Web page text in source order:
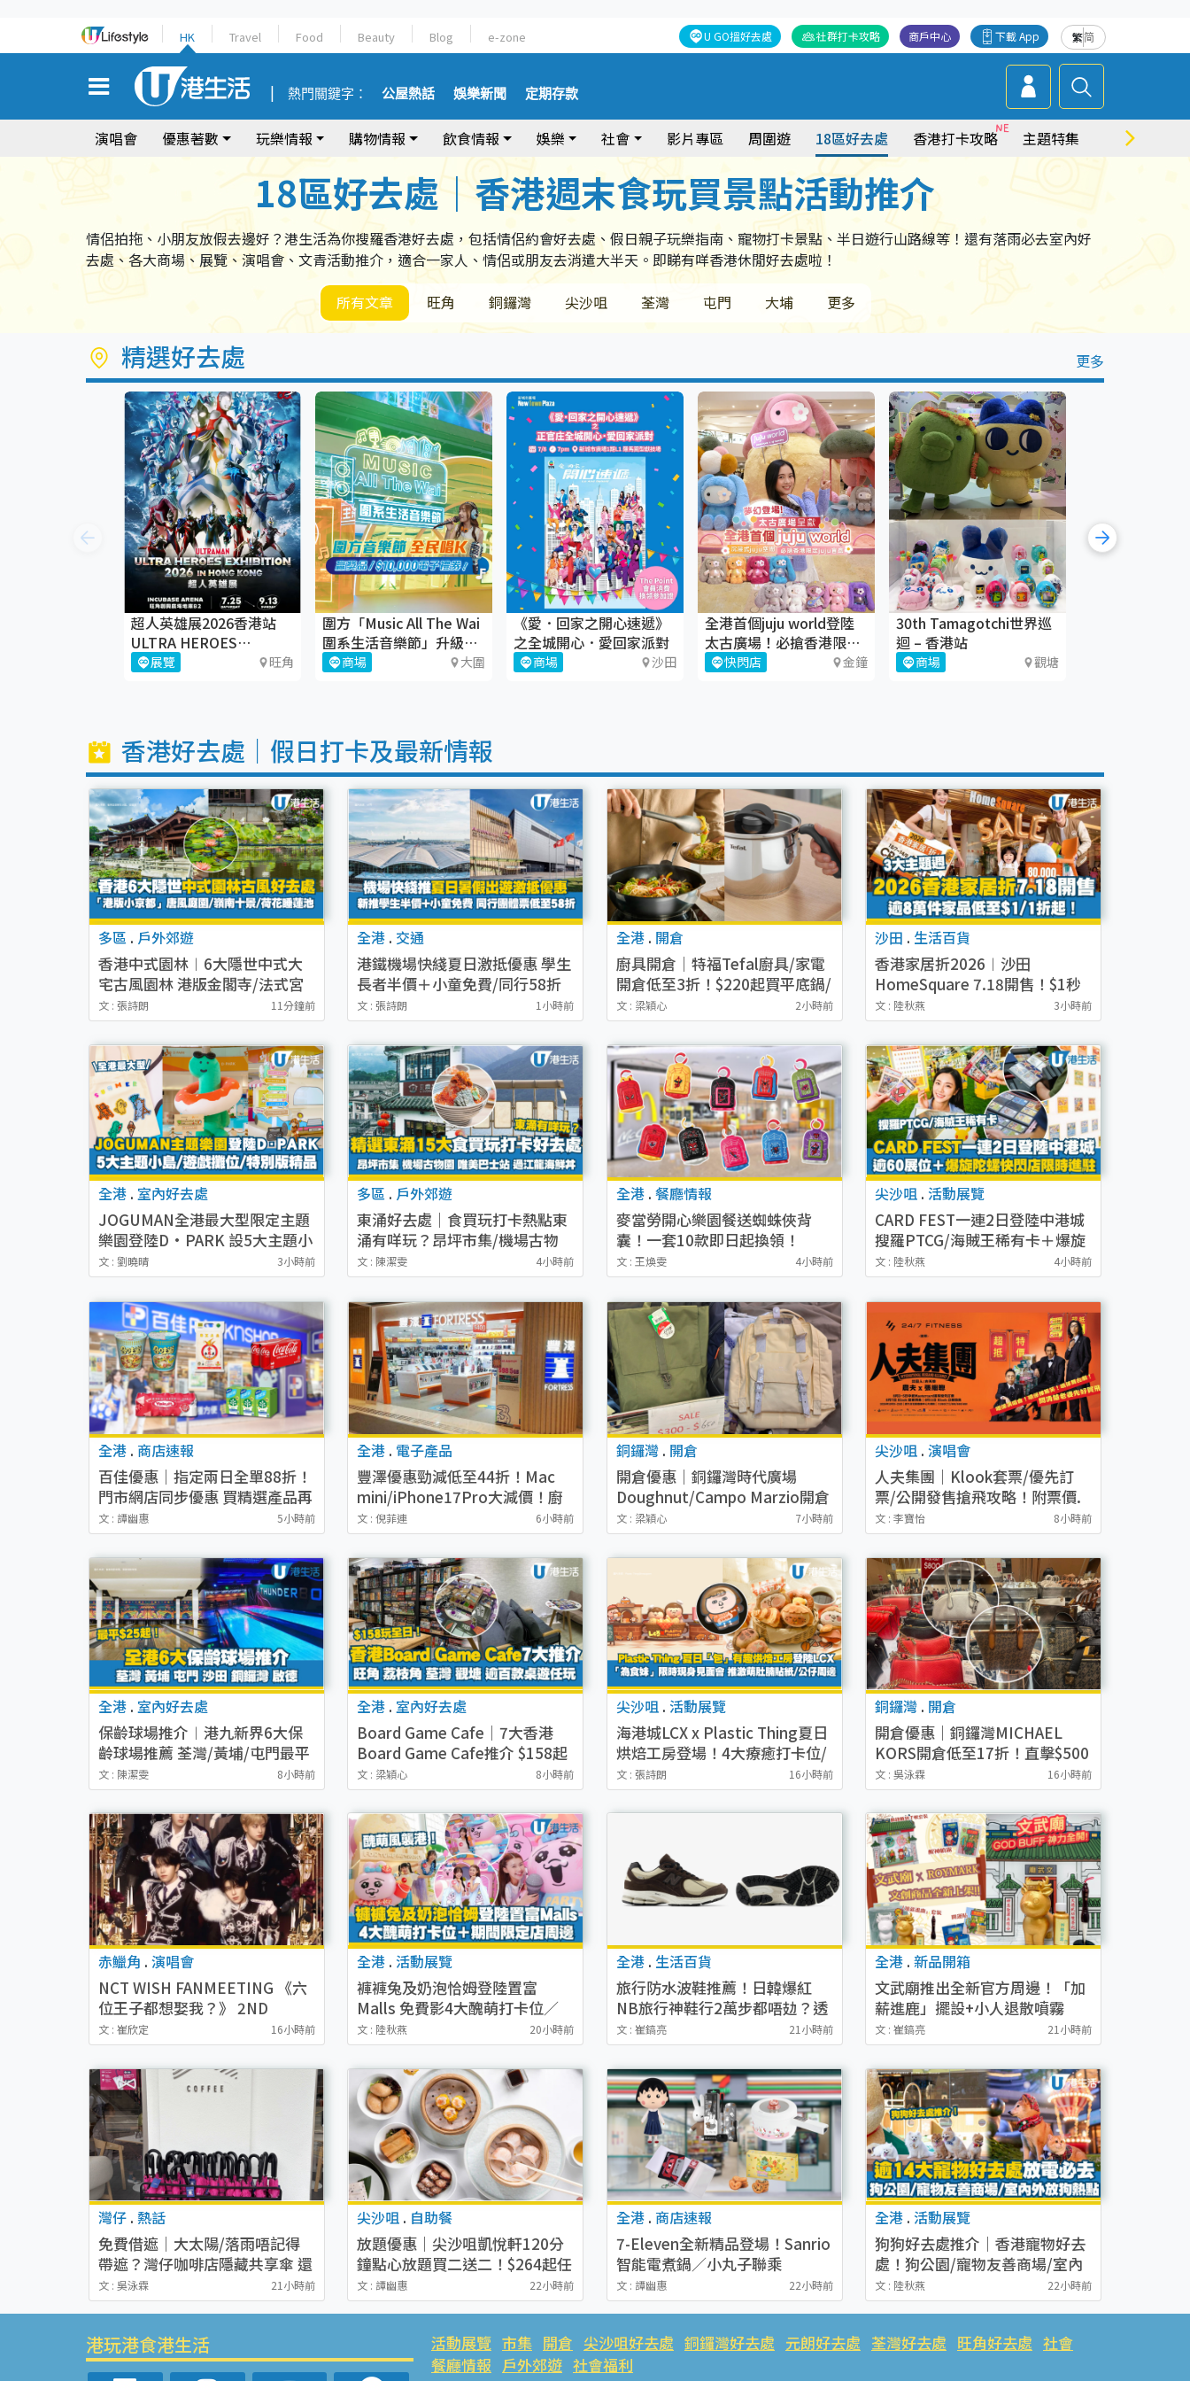
HK Travel Food Beauty Blog e-zone 繁简
下載 App
商戶中心
社群打卡攻略
U GO搵好去處
熱門關鍵字： 公屋熱話 娛樂新聞 定期存款
演唱會 優惠著數 玩樂情報 購物情報 飲食情報 娛樂 社會 影片專區 周圍遊 18區好去處 香港打卡攻略 主題特集 商場情報
18區好去處｜香港週末食玩買景點活動推介
情侶拍拖、小朋友放假去邊好？港生活為你搜羅香港好去處，包括情侶約會好去處、假日親子玩樂指南、寵物打卡景點、半日遊行山路線等！還有落雨必去室內好
去處、各大商場、展覽、演唱會、文青活動推介，適合一家人、情侶或朋友去消遣大半天。即睇有咩香港休閒好去處啦！
所有文章
旺角 銅鑼灣 尖沙咀 荃灣 屯門 大埔 更多
精選好去處 更多
超人英雄展2026香港站
ULTRA HEROES
EXHIBITION
展覽 旺角
圍方「Music All The Wai
圍系生活音樂節」升級回
歸！🎶
商場 大圍
《愛．回家之開心速遞》
之全城開心．愛回家派對
商場 沙田
全港首個juju world登陸
太古廣場！必搶香港限定
juju盲盒
快閃店 金鐘
30th Tamagotchi世界巡
迴 – 香港站
商場 觀塘
香港好去處｜假日打卡及最新情報
多區 . 戶外郊遊
香港中式園林︱6大隱世中式大
宅古風園林 港版金閣寺/法式宮
廷風大宅/嶺南十景/荷花睡蓮池
文 : 張詩朗 11分鐘前
全港 . 交通
港鐵機場快綫夏日激抵優惠 學生
長者半價＋小童免費/同行58折
再贏免費車票
文 : 張詩朗 1小時前
全港 . 開倉
廚具開倉｜特福Tefal廚具/家電
開倉低至3折！$220起買平底鍋/
炒鑊/湯煲！電飯煲/吸塵機/燙斗
$418起
文 : 梁穎心 2小時前
沙田 . 生活百貨
香港家居折2026︱沙田
HomeSquare 7.18開售！$1秒
搶名牌枕頭＋1折搶SIMMONS
床架（附3大主題週必搶清單）
文 : 陸秋燕 3小時前
全港 . 室內好去處
JOGUMAN全港最大型限定主題
樂園登陸D·PARK 設5大主題小
島／3大遊戲攤位／特別版
JOGUMAN精品
文 : 劉曉晴 3小時前
多區 . 戶外郊遊
東涌好去處｜食買玩打卡熱點東
涌有咩玩？昂坪市集/機場古物
園/港版天使之路/城寨風街市
文 : 陳潔雯 4小時前
全港 . 餐廳情報
麥當勞開心樂園餐送蜘蛛俠背
囊！一套10款即日起換領！
MARVEL粉絲必搶經典紅藍/綠
魔紫/暗黑紅心
文 : 王煥雯 4小時前
尖沙咀 . 活動展覽
CARD FEST一連2日登陸中港城
搜羅PTCG/海賊王稀有卡＋爆旋
陀螺快閃店限時進駐
文 : 陸秋燕 4小時前
全港 . 商店速報
百佳優惠｜指定兩日全單88折！
門市網店同步優惠 買精選產品再
減$8
文 : 譚幽惠 5小時前
全港 . 電子產品
豐澤優惠勁減低至44折！Mac
mini/iPhone17Pro大減價！廚
房家電$220起
文 : 倪菲連 6小時前
銅鑼灣 . 開倉
開倉優惠｜銅鑼灣時代廣場
Doughnut/Campo Marzio開倉
低至1折！背囊、書包、手袋劈
價$200起
文 : 梁穎心 7小時前
尖沙咀 .演唱會
人夫集團｜Klook套票/優先訂
票/公開發售搶飛攻略！附票價.
購票連結.場地座位表
文 : 李寶怡 8小時前
全港 . 室內好去處
保齡球場推介︱港九新界6大保
齡球場推薦 荃灣/黃埔/屯門最平
價錢$25起
文 : 陳潔雯 8小時前
全港 . 室內好去處
Board Game Cafe｜7大香港
Board Game Cafe推介 $158起
玩全日旺角/觀塘/荃灣
文 : 梁穎心 8小時前
尖沙咀 . 活動展覽
海港城LCX x Plastic Thing夏日
烘焙工房登場！4大療癒打卡位/
為食妹見面會/換限定出爐書籤
文 : 張詩朗 16小時前
銅鑼灣 . 開倉
開倉優惠｜銅鑼灣MICHAEL
KORS開倉低至17折！直擊$500
起買手袋/銀包/鞋款 必買經典
Jet Set系列
文 : 吳泳霖 16小時前
赤鱲角 . 演唱會
NCT WISH FANMEETING 《六
位王子都想娶我？》 2ND
ANNIVERSARY 香港站活動詳
情/日期/時間/地點/票價一覽
文 : 崔欣定 16小時前
全港 . 活動展覽
褲褲兔及奶泡恰姆登陸置富
Malls 免費影4大醜萌打卡位／
+WOO嘉湖期間限定店周邊
文 : 陸秋燕 20小時前
全港 . 生活百貨
旅行防水波鞋推薦！日韓爆紅
NB旅行神鞋行2萬步都唔攰？透
氣比HOKA平
文 : 崔鎬亮 21小時前
全港 .新品開箱
文武廟推出全新官方周邊！「加
薪進鹿」擺設+小人退散噴霧
$38起（附購買地點及售價）
文 : 崔鎬亮 21小時前
灣仔 . 熱話
免費借遮｜大太陽/落雨唔記得
帶遮？灣仔咖啡店隱藏共享傘 還
遮即送$0免費咖啡！
文 : 吳泳霖 21小時前
尖沙咀 . 自助餐
放題優惠｜尖沙咀凱悅軒120分
鐘點心放題買二送二！$264起任
食蜜汁叉燒/蝦餃皇/飛魚子燒賣
逾20款點心
文 : 譚幽惠 22小時前
全港 . 商店速報
7-Eleven全新精品登場！Sanrio
智能電煮鍋／小丸子聯乘
Avantgardey公仔／幪面超人卡
式錄音帶卡片套／貓山王榴槤冰
文 : 譚幽惠 22小時前
全港 . 活動展覽
狗狗好去處推介｜香港寵物好去
處！狗公園/寵物友善商場/室內
外放狗熱點
文 : 陸秋燕 22小時前
港玩港食港生活 活動展覽 市集 開倉 尖沙咀好去處 銅鑼灣好去處 元朗好去處 荃灣好去處 旺角好去處 社會
餐廳情報 戶外郊遊 社會福利